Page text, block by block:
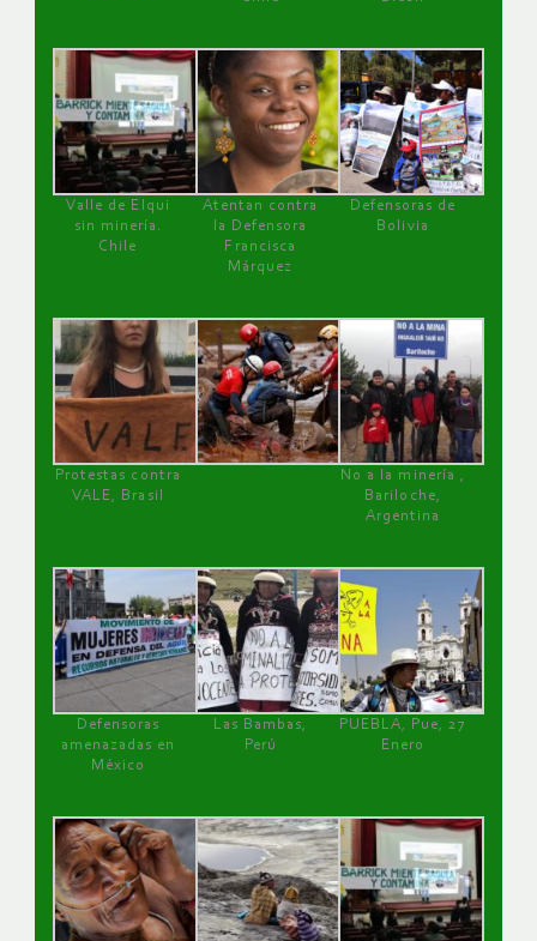
Valle de Elqui
sin minería.
Chile
Atentan contra
la Defensora
Francisca
Márquez
Defensoras de
Bolivia
Protestas contra
VALE, Brasil
No a la minería ,
Bariloche,
Argentina
Defensoras
amenazadas en
México
Las Bambas,
Perú
PUEBLA, Pue, 27
Enero